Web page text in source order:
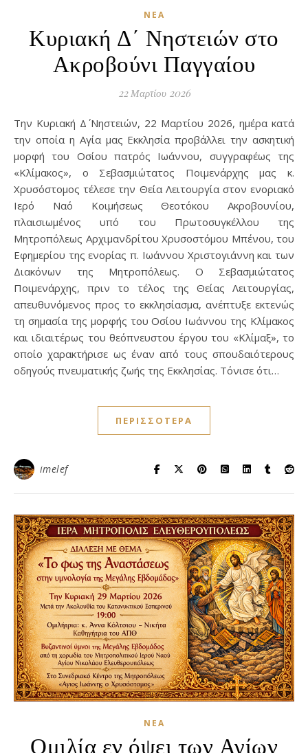
ΝΈΑ
Κυριακή Δ΄ Νηστειών στο
Ακροβούνι Παγγαίου
22 Μαρτίου 2026
Την Κυριακή Δ΄ Νηστειών, 22 Μαρτίου 2026, ημέρα κατά
την οποία η Αγία μας Εκκλησία προβάλλει την ασκητική
μορφή του Οσίου πατρός Ιωάννου, συγγραφέως της
«Κλίμακος», ο Σεβασμιώτατος Ποιμενάρχης μας κ.
Χρυσόστομος τέλεσε την Θεία Λειτουργία στον ενοριακό
Ιερό Ναό Κοιμήσεως Θεοτόκου Ακροβουνίου,
πλαισιωμένος υπό του Πρωτοσυγκέλλου της
Μητροπόλεως Αρχιμανδρίτου Χρυσοστόμου Μπένου, του
Εφημερίου της ενορίας π. Ιωάννου Χριστογιάννη και των
Διακόνων της Μητροπόλεως. Ο Σεβασμιώτατος
Ποιμενάρχης, πριν το τέλος της Θείας Λειτουργίας,
απευθυνόμενος προς το εκκλησίασμα, ανέπτυξε εκτενώς
τη σημασία της μορφής του Οσίου Ιωάννου της Κλίμακος
και ιδιαιτέρως του θεόπνευστου έργου του «Κλίμαξ», το
οποίο χαρακτήρισε ως έναν από τους σπουδαιότερους
οδηγούς πνευματικής ζωής της Εκκλησίας. Τόνισε ότι…
ΠΕΡΙΣΣΌΤΕΡΑ
imelef
ΝΈΑ
Ομιλία εν όψει των Αγίων